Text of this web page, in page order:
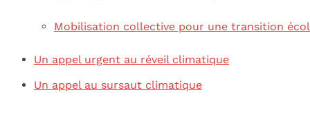
Mobilisation collective pour une transition
Un appel urgent au réveil climatique
Un appel au sursaut climatique